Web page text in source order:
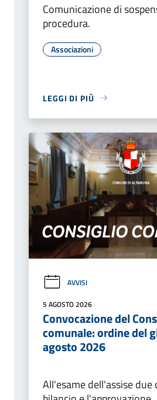
Comunicazione di
procedura.
Associazioni
LEGGI DI PIÙ
AVVISI
5 AGOSTO 2026
Convocazione del
comunale: ordine del
agosto 2026
All'esame dell'assise